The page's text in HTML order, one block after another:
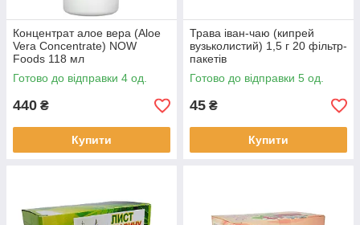
Концентрат алое вера (Aloe
Vera Concentrate) NOW
Foods 118 мл
Готово до відправки 4 од.
440 ₴
Купити
Трава іван-чаю (кипрей
вузьколистий) 1,5 г 20 фільтр-
пакетів
Готово до відправки 5 од.
45 ₴
Купити